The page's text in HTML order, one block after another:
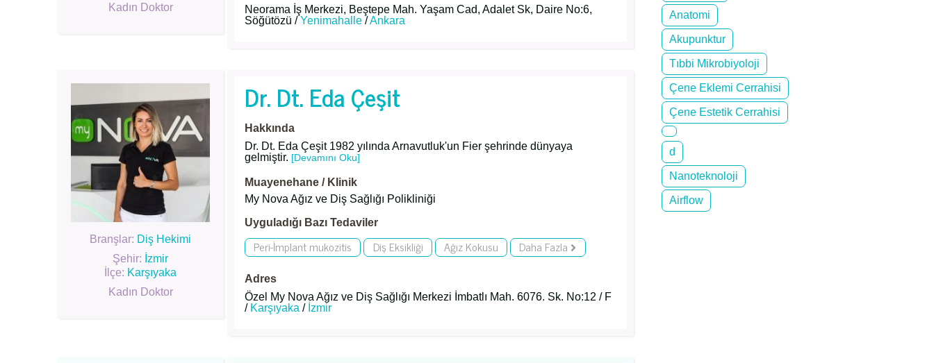
Kadın Doktor
Neorama İş Merkezi, Beştepe Mah. Yaşam Cad, Adalet Sk, Daire No:6,
Söğütözü /Yenimahalle /Ankara
Branşlar: Diş Hekimi
Şehir: İzmir
İlçe: Karşıyaka
Kadın Doktor
Dr. Dt. Eda Çeşit
Hakkında
Dr. Dt. Eda Çeşit 1982 yılında Arnavutluk'un Fier şehrinde dünyaya
gelmiştir. [Devamını Oku]
Muayenehane / Klinik
My Nova Ağız ve Diş Sağlığı Polikliniği
Uyguladığı Bazı Tedaviler
Peri-İmplant mukozitis Diş Eksikliği Ağız Kokusu Daha Fazla
Adres
Özel My Nova Ağız ve Diş Sağlığı Merkezi İmbatlı Mah. 6076. Sk. No:12 / F
/ Karşıyaka / İzmir
Anatomi
Akupunktur
Tıbbi Mikrobiyoloji
Çene Eklemi Cerrahisi
Çene Estetik Cerrahisi
d
Nanoteknoloji
Airflow